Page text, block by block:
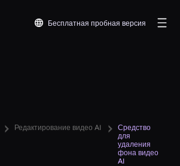
Бесплатная пробная версия
Редактирование видео AI
Средство
для
удаления
фона видео
AI